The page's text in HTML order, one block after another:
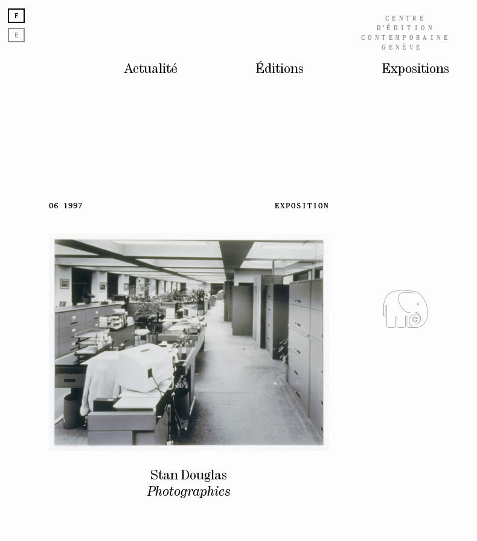
CENTRE
D’ÉDITION
CONTEMPORAINE
GENÈVE
Actualité Éditions Expositions
06 1997 EXPOSITION
Stan Douglas
Photographies
F
E